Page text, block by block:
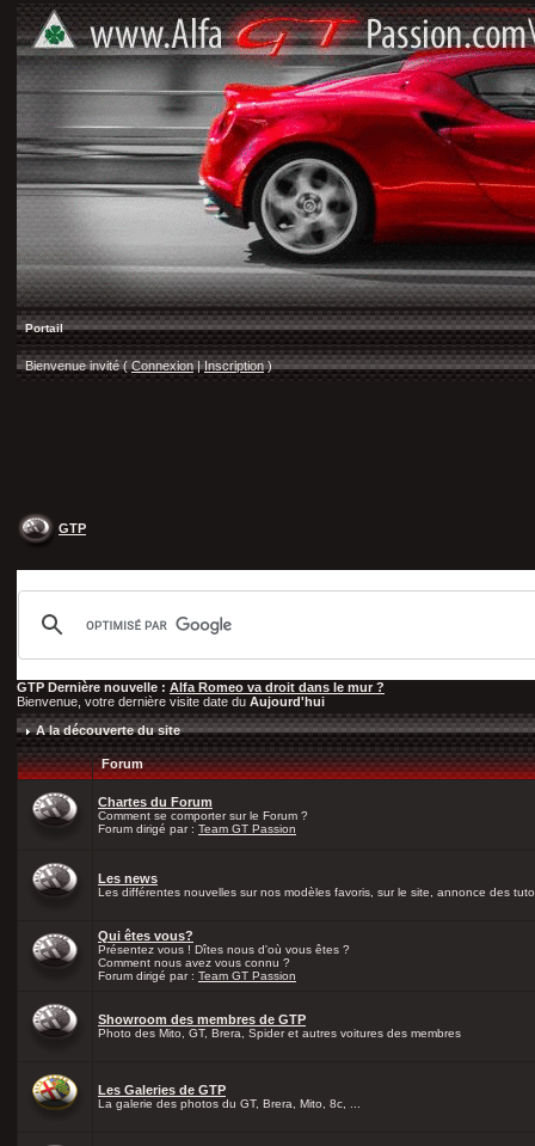
Portail
Bienvenue invité ( Connexion |Inscription)
GTP
GTP Dernière nouvelle : Alfa Romeo va droit dans le mur ?
Bienvenue, votre dernière visite date du Aujourd'hui
A la découverte du site
Forum
Chartes du Forum
Comment se comporter sur le Forum ?
Forum dirigé par : Team GT Passion
Les news
Les différentes nouvelles sur nos modèles favoris, sur le site, annonce des
Qui êtes vous?
Présentez vous ! Dîtes nous d'où vous êtes ?
Comment nous avez vous connu ?
Forum dirigé par : Team GT Passion
Showroom des membres de GTP
Photo des Mito, GT, Brera, Spider et autres voitures des membres
Les Galeries de GTP
La galerie des photos du GT, Brera, Mito, 8c, ...